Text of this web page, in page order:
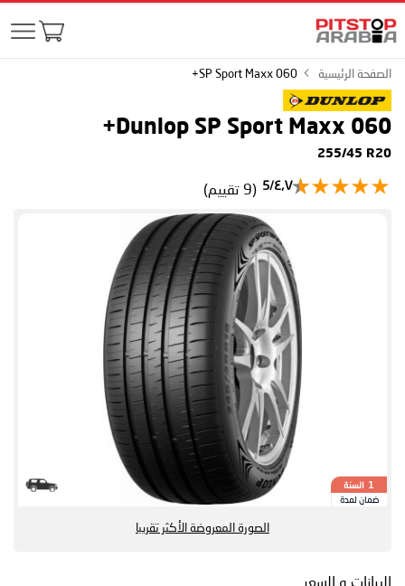
الصفحة الرئيسية SP Sport Maxx 060+
Dunlop SP Sport Maxx 060+
255/45 R20
٤٫٧/5 (9 تقييم)
1 السنة
ضمان لمدة
الصورة المعروضة الأكثر تقريبا
البيانات و السعر